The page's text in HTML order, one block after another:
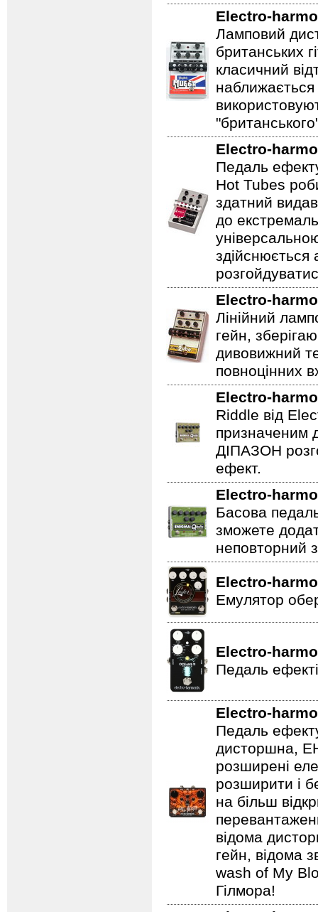
Electro-
Ламповий
британських
класичний
Electro-
Педаль
Hot Tubes
здатний
до
Electro-
Лінійний
гейн,
дивовижний
повноцінних
Electro-
Riddle від
призначеним
ДІПАЗОН
ефект.
Electro-
Басова
зможете
неповторний
Electro-
Емулятор
Electro-
Педаль
Electro-
Педаль
дисторшна,
розширені
розширити і
на більш
відома
гейн, відома
wash of My
Гілмора!